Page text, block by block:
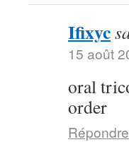
Ifixyc
15 août
oral
order
Répondre